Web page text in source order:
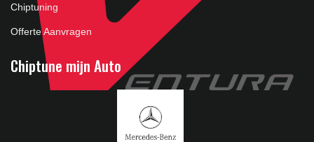
Chiptuning
Offerte Aanvragen
Chiptune mijn Auto